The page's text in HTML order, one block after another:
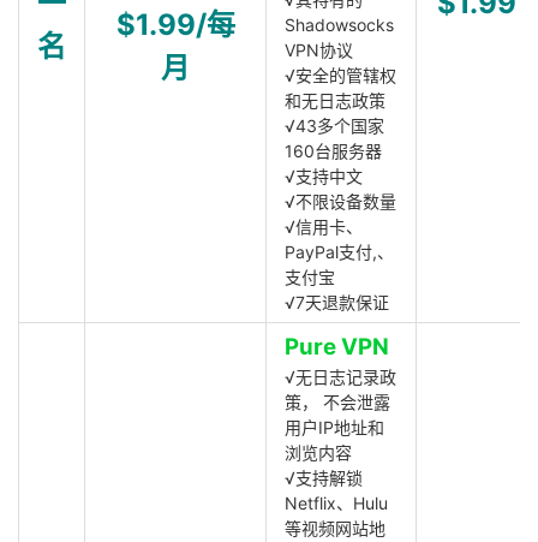
名
$1.99/每
月
Shadowsocks
VPN协议
√安全的管辖权
和无日志政策
√43多个国家
160台服务器
√支持中文
√不限设备数量
√信用卡、
PayPal支付,、
支付宝
√7天退款保证
Pure VPN
√无日志记录政
策， 不会泄露
用户IP地址和
浏览内容
√支持解锁
Netflix、Hulu
等视频网站地